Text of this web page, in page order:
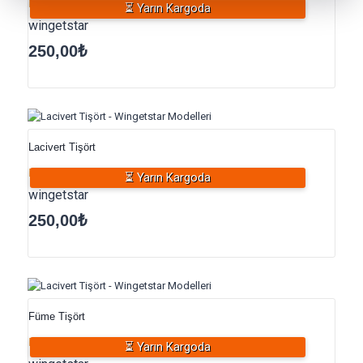
⏳ Yarın Kargoda
5 üzerinden
4.75
oy aldı
wingetstar
250,00₺
⏳ Yarın Kargoda
Lacivert Tişört
5 üzerinden
5.00
oy aldı
wingetstar
250,00₺
⏳ Yarın Kargoda
Füme Tişört
5 üzerinden